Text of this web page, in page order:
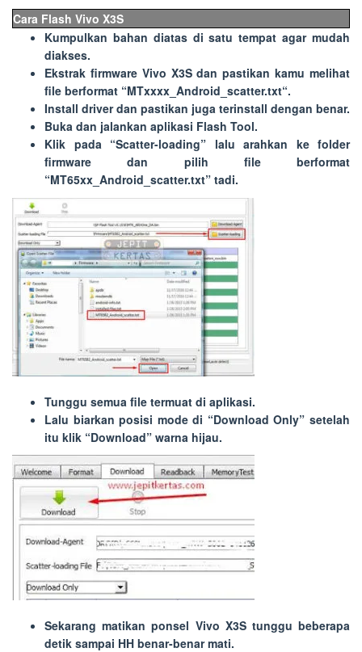
Cara Flash Vivo X3S
Kumpulkan bahan diatas di satu tempat agar mudah
diakses.
Ekstrak firmware Vivo X3S dan pastikan kamu melihat
file berformat “MTxxxx_Android_scatter.txt“.
Install driver dan pastikan juga terinstall dengan benar.
Buka dan jalankan aplikasi Flash Tool.
Klik pada “Scatter-loading” lalu arahkan ke folder
firmware dan pilih file berformat
“MT65xx_Android_scatter.txt” tadi.
Tunggu semua file termuat di aplikasi.
Lalu biarkan posisi mode di “Download Only” setelah
itu klik “Download” warna hijau.
Sekarang matikan ponsel Vivo X3S tunggu beberapa
detik sampai HH benar-benar mati.